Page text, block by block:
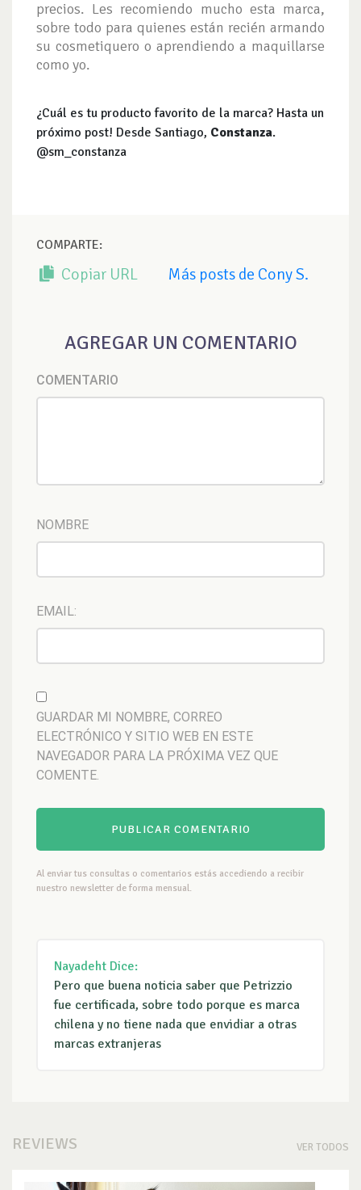
precios. Les recomiendo mucho esta marca,
sobre todo para quienes están recién armando
su cosmetiquero o aprendiendo a maquillarse
como yo.
¿Cuál es tu producto favorito de la marca? Hasta un
próximo post! Desde Santiago, Constanza.
@sm_constanza
COMPARTE:
Copiar URL Más posts de Cony S.
AGREGAR UN COMENTARIO
COMENTARIO
NOMBRE
EMAIL:
GUARDAR MI NOMBRE, CORREO
ELECTRÓNICO Y SITIO WEB EN ESTE
NAVEGADOR PARA LA PRÓXIMA VEZ QUE
COMENTE.
Al enviar tus consultas o comentarios estás accediendo a recibir
nuestro newsletter de forma mensual.
Nayadeht Dice:
Pero que buena noticia saber que Petrizzio
fue certificada, sobre todo porque es marca
chilena y no tiene nada que envidiar a otras
marcas extranjeras
REVIEWS VER TODOS